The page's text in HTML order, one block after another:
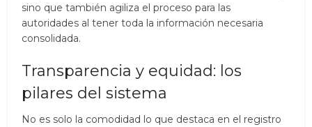
sino que también agiliza el proceso para las
autoridades al tener toda la información necesaria
consolidada.
Transparencia y equidad: los
pilares del sistema
No es solo la comodidad lo que destaca en el registro